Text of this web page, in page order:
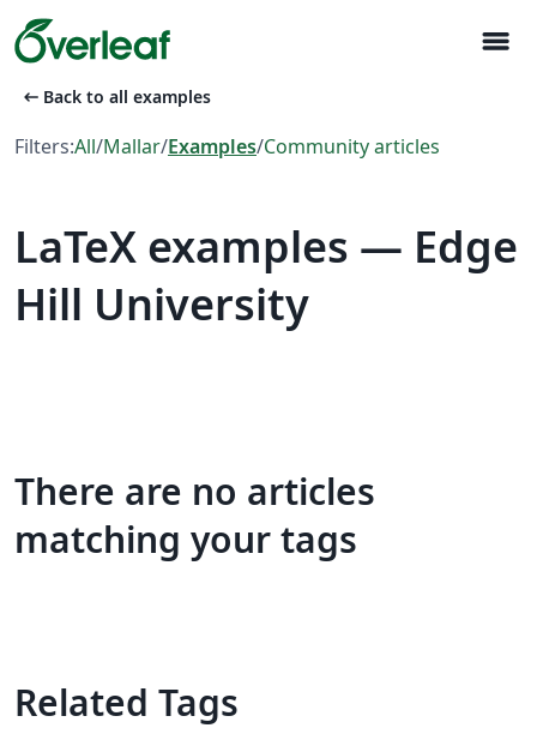
menu
arrow_left_alt Back to all examples
Filters:All/Mallar/Examples/Community articles
LaTeX examples — Edge
Hill University
There are no articles
matching your tags
Related Tags